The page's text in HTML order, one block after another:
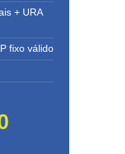
+ URA
fixo válido